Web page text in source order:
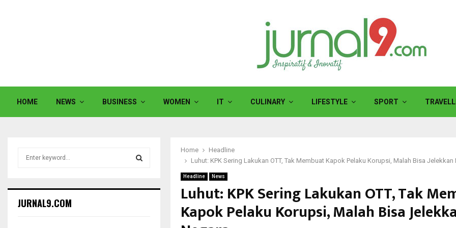
HOME NEWS BUSINESS WOMEN IT CULINARY LIFESTYLE SPORT
Home
Headline
Luhut: KPK Sering Lakukan OTT, Tak Membuat Kapok Pelaku Korupsi, Malah Bisa Jelekkan
Headline News
Luhut: KPK Sering Lakukan OTT, Tak
Kapok Pelaku Korupsi, Malah Bisa
h
JURNAL9.COM